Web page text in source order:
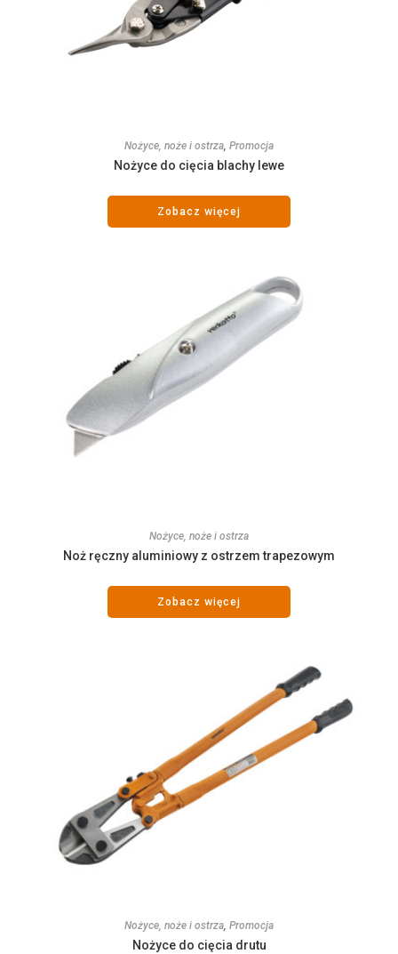
Nożyce, noże i ostrza, Promocja
Nożyce do cięcia blachy lewe
Zobacz więcej
Nożyce, noże i ostrza
Noż ręczny aluminiowy z ostrzem trapezowym
Zobacz więcej
Nożyce, noże i ostrza, Promocja
Nożyce do cięcia drutu